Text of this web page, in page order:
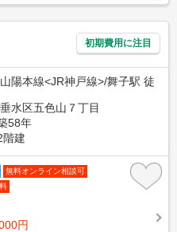
初期費用に注目
陽本線<JR神戸線>/舞子駅 徒
水区五色山７丁目
58年
階建
無料オンライン相談可
円